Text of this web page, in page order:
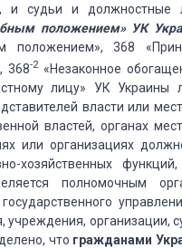
и судьи и должностные
положением» УК
положением», 368
368-2«Незаконное
лицу» УК Украины
власти или
властей, органах
или организациях
хозяйственных
полномочным
организации,
что гражданами